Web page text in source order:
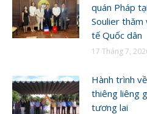
quán Pháp
Soulier thăm
tế Quốc dân
17 Tháng 7,
Hành trình
thiêng liêng
tương lai